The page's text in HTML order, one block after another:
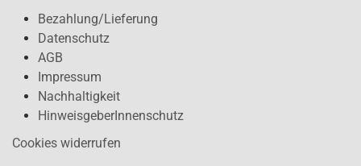
Bezahlung/Lieferung
Datenschutz
AGB
Impressum
Nachhaltigkeit
HinweisgeberInnenschutz
Cookies widerrufen